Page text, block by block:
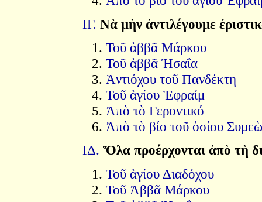
ΙΓ. Νὰ μὴν ἀντιλέγουμε
Τοῦ ἀββᾶ Μάρκου
Τοῦ ἀββᾶ Ἡσαΐα
Ἀντιόχου τοῦ Πανδέκτη
Τοῦ ἁγίου Ἐφραίμ
Ἀπὸ τὸ Γεροντικό
Ἀπὸ τὸ βίο τοῦ ὁσίου
ΙΔ. Ὅλα προέρχονται ἀπὸ τὴ
Τοῦ ἁγίου Διαδόχου
Τοῦ Ἀββᾶ Μάρκου